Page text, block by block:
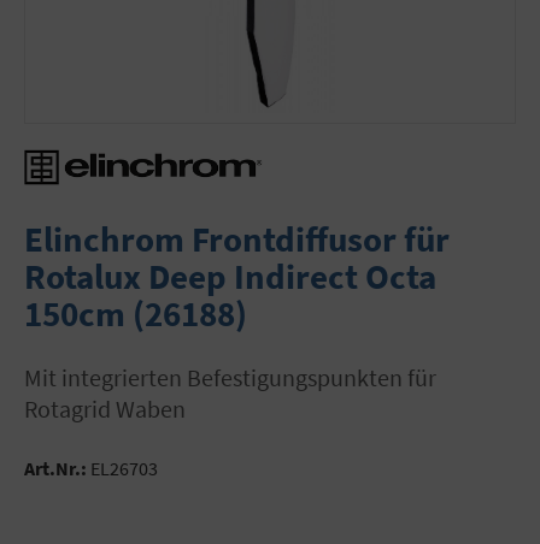
Elinchrom Frontdiffusor für
Rotalux Deep Indirect Octa
150cm (26188)
mit integrierten Befestigungspunkten für
Rotagrid Waben
Art.Nr.: EL26703